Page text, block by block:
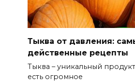
Тыква от давления:
действенные рецепты
Тыква – уникальный
есть огромное